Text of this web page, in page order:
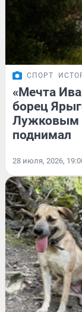
СПОРТ
«Мечта
борец
Лужковым
поднимал
28 июля, 2026,